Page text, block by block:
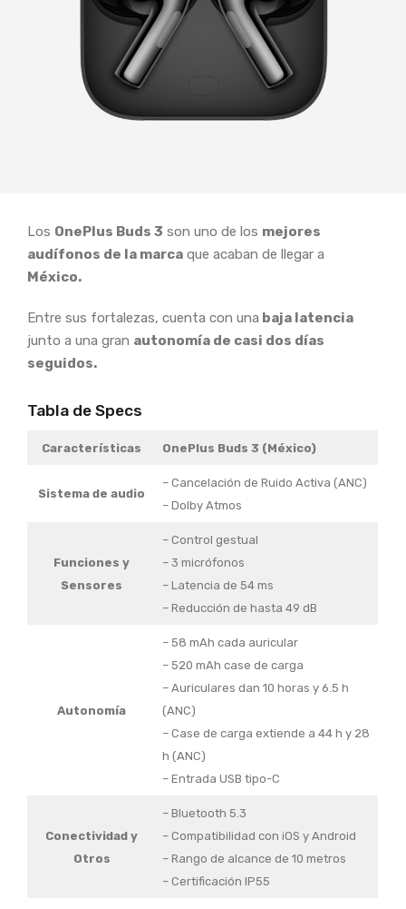
Los OnePlus Buds 3 son uno de los mejores
audífonos de la marca que acaban de llegar a
México.
Entre sus fortalezas, cuenta con una baja latencia
junto a una gran autonomía de casi dos días
seguidos.
Tabla de Specs
Características OnePlus Buds 3 (México)
Sistema de audio
– Cancelación de Ruido Activa (ANC)
– Dolby Atmos
Funciones y
Sensores
– Control gestual
– 3 micrófonos
– Latencia de 54 ms
– Reducción de hasta 49 dB
Autonomía
– 58 mAh cada auricular
– 520 mAh case de carga
– Auriculares dan 10 horas y 6.5 h
(ANC)
– Case de carga extiende a 44 h y 28
h (ANC)
– Entrada USB tipo-C
Conectividad y
Otros
– Bluetooth 5.3
– Compatibilidad con iOS y Android
– Rango de alcance de 10 metros
– Certificación IP55